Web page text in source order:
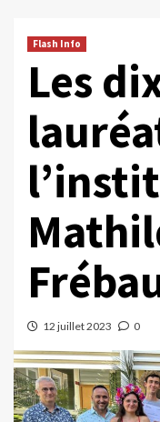
Flash Info
Les
12 juillet 2023 0